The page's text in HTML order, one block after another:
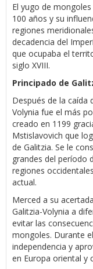
El yugo de
100 años y su
regiones
decadencia del
que ocupaba el
siglo XVIII.
Principado de
Después de la caída
Volynia fue el más
creado en 1199
Mstislavovich que
de Galitzia. Se le
grandes del período
regiones
actual.
Merced a su
Galitzia-Volynia a
evitar las
mongoles. Durante
independencia y
en Europa oriental y